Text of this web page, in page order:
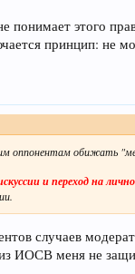
понимает этого
принцип: не
оппонентам обижать
и переход на
случаев
ИОСВ меня не